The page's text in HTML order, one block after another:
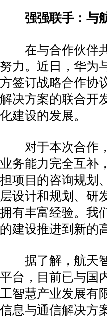
强强联手：与航
在与合作伙伴共
努力。近日，华为
方签订战略合作协
解决方案的联合开
化建设的发展。
对于本次合作，
业务能力完全互补
担项目的咨询规划
层设计和规划、研
拥有丰富经验。我
的建设推进到新的
据了解，航天智
平台，目前已与国
工智慧产业发展有
信息与通信解决方